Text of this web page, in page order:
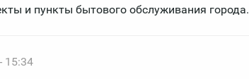
и пункты бытового обслуживания города.
15:34